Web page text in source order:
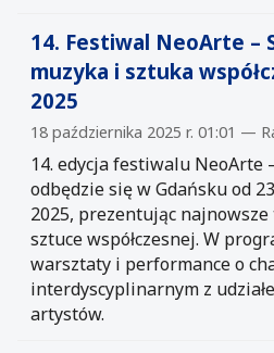
14. Festiwal NeoArte –
muzyka i sztuka
2025
18 października 2025 r. 01:01 —
14. edycja festiwalu NeoArte
odbędzie się w Gdańsku od
2025, prezentując
sztuce współczesnej. W
warsztaty i performance o
interdyscyplinarnym z
artystów.